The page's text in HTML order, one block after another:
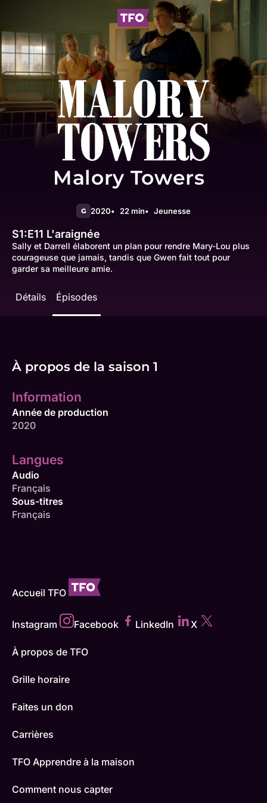
Malory Towers
G 2020 22 min Jeunesse
S1:E11 L'araignée
Sally et Darrell élaborent un plan pour rendre Mary-Lou plus
courageuse que jamais, tandis que Gwen fait tout pour
garder sa meilleure amie.
Détails Épisodes
À propos de la saison 1
Information
Année de production
2020
Langues
Audio
Français
Sous-titres
Français
Accueil TFO
Instagram Facebook LinkedIn X
À propos de TFO
Grille horaire
Faites un don
Carrières
TFO Apprendre à la maison
Comment nous capter